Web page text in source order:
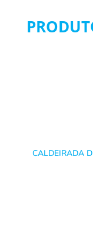
CALDEIRADA